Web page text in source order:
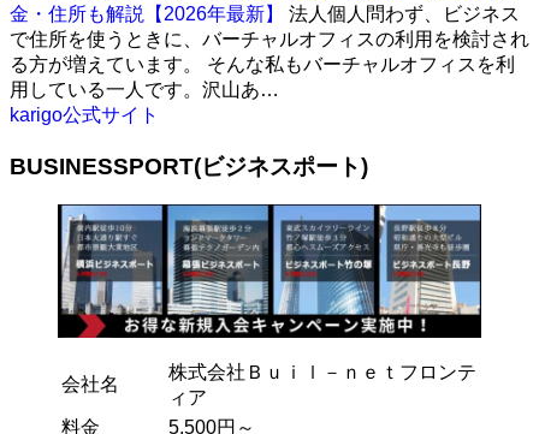
金・住所も解説【2026年最新】
法人個人問わず、ビジネス
で住所を使うときに、バーチャルオフィスの利用を検討され
る方が増えています。 そんな私もバーチャルオフィスを利
用している一人です。沢山あ…
karigo公式サイト
BUSINESSPORT(ビジネスポート)
会社名
株式会社Ｂｕｉｌ－ｎｅｔフロンテ
ィア
料金
5,500円～